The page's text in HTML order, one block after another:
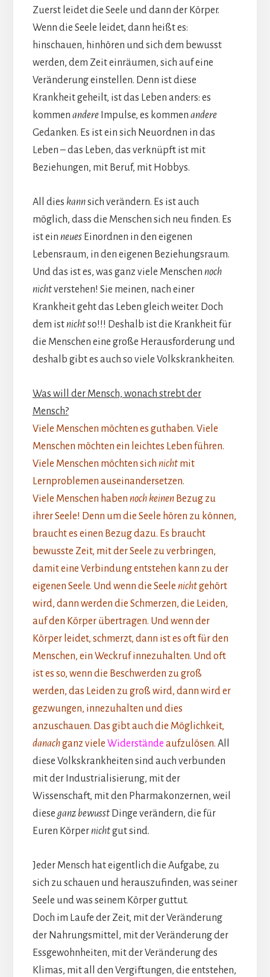
Zuerst leidet die Seele und dann der Körper.
Wenn die Seele leidet, dann heißt es:
hinschauen, hinhören und sich dem bewusst
werden, dem Zeit einräumen, sich auf eine
Veränderung einstellen. Denn ist diese
Krankheit geheilt, ist das Leben anders: es
kommen andereImpulse, es kommen andere
Gedanken. Es ist ein sich Neuordnen in das
Leben – das Leben, das verknüpft ist mit
Beziehungen, mit Beruf, mit Hobbys.
All dies kannsich verändern. Es ist auch
möglich, dass die Menschen sich neu finden. Es
ist ein neuesEinordnen in den eigenen
Lebensraum, in den eigenen Beziehungsraum.
Und das ist es, was ganz viele Menschen noch
nichtverstehen! Sie meinen, nach einer
Krankheit geht das Leben gleich weiter. Doch
dem istnichtso!!! Deshalb ist die Krankheit für
die Menschen eine große Herausforderung und
deshalb gibt es auch so viele Volkskrankheiten.
Was will der Mensch, wonach strebt der
Mensch?
Viele Menschen möchten es guthaben. Viele
Menschen möchten ein leichtes Leben führen.
Viele Menschen möchten sich nichtmit
Lernproblemen auseinandersetzen.
Viele Menschen haben noch keinenBezug zu
ihrer Seele! Denn um die Seele hören zu können,
braucht es einen Bezug dazu. Es braucht
bewusste Zeit, mit der Seele zu verbringen,
damit eine Verbindung entstehen kann zu der
eigenen Seele. Und wenn die Seele nichtgehört
wird, dann werden die Schmerzen, die Leiden,
auf den Körper übertragen. Und wenn der
Körper leidet, schmerzt, dann ist es oft für den
Menschen, ein Weckruf innezuhalten. Und oft
ist es so, wenn die Beschwerden zu groß
werden, das Leiden zu groß wird, dann wird er
gezwungen, innezuhalten und dies
anzuschauen. Das gibt auch die Möglichkeit,
danachganz viele Widerstände aufzulösen. All
diese Volkskrankheiten sind auch verbunden
mit der Industrialisierung, mit der
Wissenschaft, mit den Pharmakonzernen, weil
diese ganz bewusstDinge verändern, die für
Euren Körpernichtgut sind.
Jeder Mensch hat eigentlich die Aufgabe, zu
sich zu schauen und herauszufinden, was seiner
Seele und was seinem Körper guttut.
Doch im Laufe der Zeit, mit der Veränderung
der Nahrungsmittel, mit der Veränderung der
Essgewohnheiten, mit der Veränderung des
Klimas, mit all den Vergiftungen, die entstehen,